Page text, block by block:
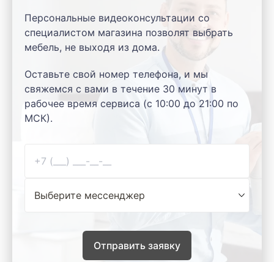
Персональные видеоконсультации со
специалистом магазина позволят выбрать
мебель, не выходя из дома.
Оставьте свой номер телефона, и мы
свяжемся с вами в течение 30 минут в
рабочее время сервиса (с 10:00 до 21:00 по
МСК).
Отправить заявку